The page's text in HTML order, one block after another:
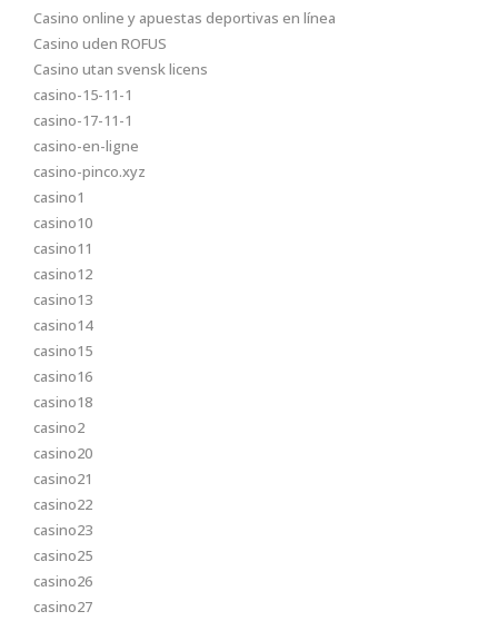
Casino online y apuestas deportivas en línea
Casino uden ROFUS
Casino utan svensk licens
casino-15-11-1
casino-17-11-1
casino-en-ligne
casino-pinco.xyz
casino1
casino10
casino11
casino12
casino13
casino14
casino15
casino16
casino18
casino2
casino20
casino21
casino22
casino23
casino25
casino26
casino27